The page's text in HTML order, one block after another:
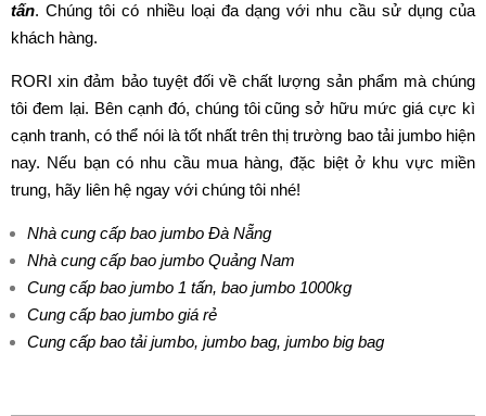
tấn. Chúng tôi có nhiều loại đa dạng với nhu cầu sử dụng của
khách hàng.
RORI xin đảm bảo tuyệt đối về chất lượng sản phẩm mà chúng
tôi đem lại. Bên cạnh đó, chúng tôi cũng sở hữu mức giá cực kì
cạnh tranh, có thể nói là tốt nhất trên thị trường bao tải jumbo hiện
nay. Nếu bạn có nhu cầu mua hàng, đặc biệt ở khu vực miền
trung, hãy liên hệ ngay với chúng tôi nhé!
Nhà cung cấp bao jumbo Đà Nẵng
Nhà cung cấp bao jumbo Quảng Nam
Cung cấp bao jumbo 1 tấn, bao jumbo 1000kg
Cung cấp bao jumbo giá rẻ
Cung cấp bao tải jumbo, jumbo bag, jumbo big bag